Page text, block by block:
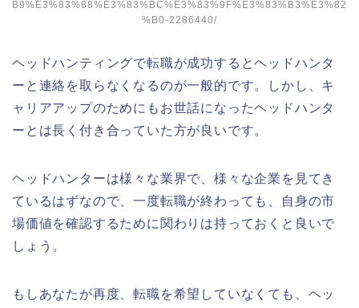
B9%E3%83%88%E3%83%BC%E3%83%9F%E3%83%B3%E3%82
%B0-2286440/
ヘッドハンティングで転職が成功するとヘッドハンタ
ーと連絡を取らなくなるのが一般的です。しかし、キ
ャリアアップのためにもお世話になったヘッドハンタ
ーとは長く付き合っていた方が良いです。
ヘッドハンターは様々な業界で、様々な企業を見てき
ているはずなので、一度転職が終わっても、自身の市
場価値を確認するために関わりは持っておくと良いで
しょう。
もしあなたが再度、転職を希望していなくても、ヘッ